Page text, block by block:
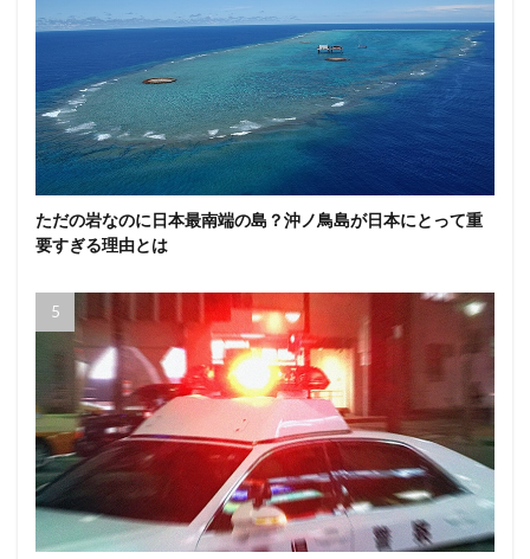
ただの岩なのに日本最南端の島？沖ノ鳥島が日本にとって重
要すぎる理由とは